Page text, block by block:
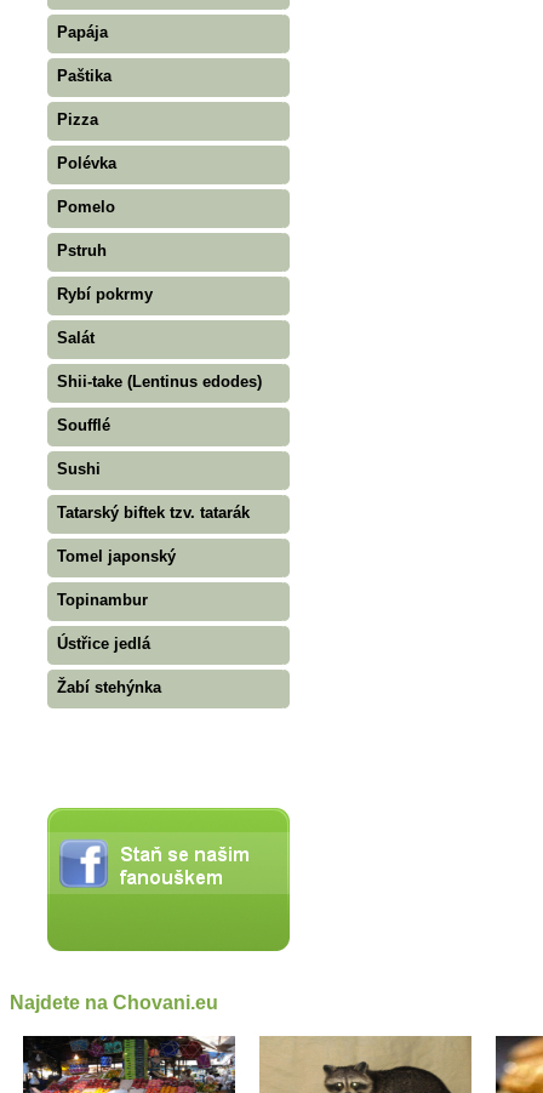
Papája
Paštika
Pizza
Polévka
Pomelo
Pstruh
Rybí pokrmy
Salát
Shii-take (Lentinus edodes)
Soufflé
Sushi
Tatarský biftek tzv. tatarák
Tomel japonský
Topinambur
Ústřice jedlá
Žabí stehýnka
Najdete na Chovani.eu